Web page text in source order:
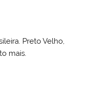
Preto Velho,
mais.